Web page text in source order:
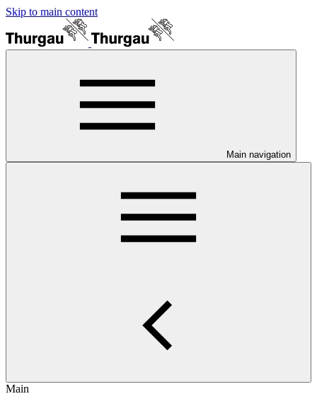
Skip to main content
Main navigation
Main